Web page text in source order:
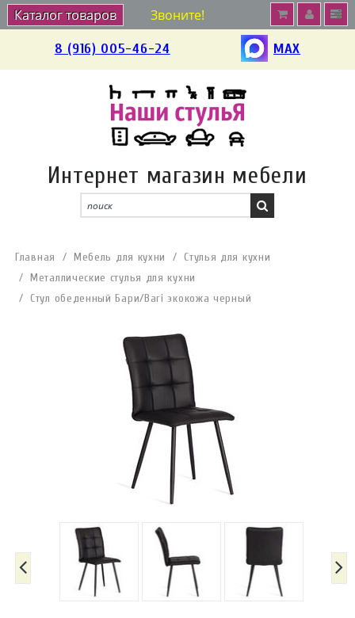
Звоните!
8 (916) 005-46-24 MAX
Интернет магазин мебели
Каталог товаров
Главная Мебель для кухни
Стулья для кухни
Металлические стулья для кухни
Стул обеденный Бари/Bari экокожа черный